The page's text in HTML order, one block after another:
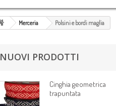
Merceria Polsini e bordi maglia
NUOVI PRODOTTI
Cinghia geometrica
trapuntata